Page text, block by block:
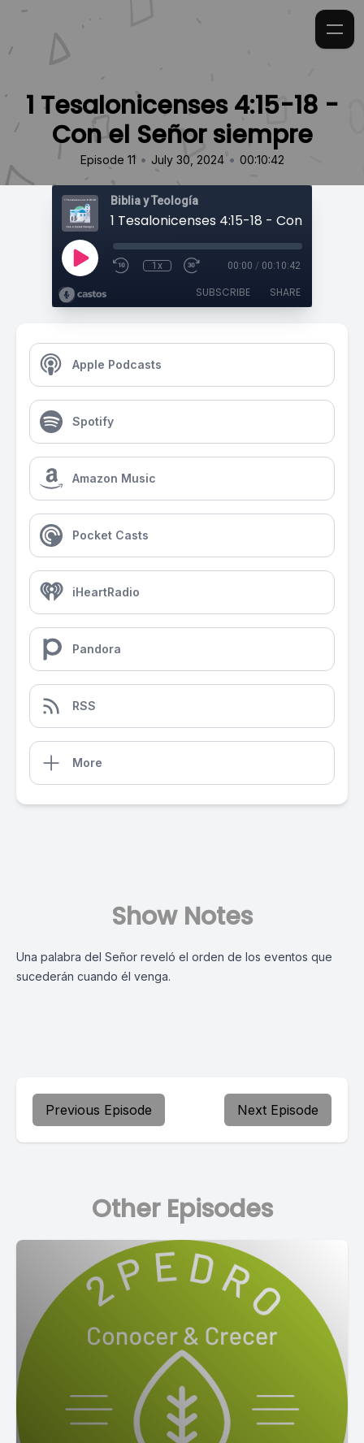
1 Tesalonicenses 4:15-18 -
Con el Señor siempre
Episode 11 • July 30, 2024 • 00:10:42
Biblia y Teología
1x 00:00 / 00:10:42
SUBSCRIBE SHARE
Apple Podcasts
Spotify
Amazon Music
Pocket Casts
iHeartRadio
Pandora
RSS
More
Show Notes
Una palabra del Señor reveló el orden de los eventos que
sucederán cuando él venga.
Previous Episode Next Episode
Other Episodes